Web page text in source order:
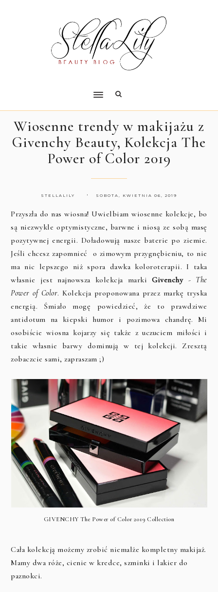
Wiosenne trendy w makijażu z
Givenchy Beauty, Kolekcja The
Power of Color 2019
STELLALILY SOBOTA, KWIETNIA 06, 2019
Przyszła do nas wiosna! Uwielbiam wiosenne kolekcje, bo
są niezwykle optymistyczne, barwne i niosą ze sobą masę
pozytywnej energii. Doładowują nasze baterie po ziemie.
Jeśli chcesz zapomnieć o zimowym przygnębieniu, to nie
ma nic lepszego niż spora dawka koloroterapii. I taka
własnie jest najnowsza kolekcja markiGivenchy- The
Power of Color. Kolekcja proponowana przez markę tryska
energią. Śmiało mogę powiedzieć, że to prawdziwe
antidotum na kiepski humor i pozimowa chandrę. Mi
osobiście wiosna kojarzy się także z uczuciem miłości i
takie własnie barwy dominują w tej kolekcji. Zresztą
zobaczcie sami, zapraszam ;)
GIVENCHY The Power of Color 2019 Collection
Cała kolekcją możemy zrobić niemalże kompletny makijaż.
Mamy dwa róże, cienie w kredce, szminki i lakier do
paznokci.